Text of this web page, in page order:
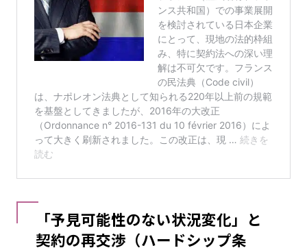
「予見可能性のない状況変化」と
契約の再交渉（ハードシップ条